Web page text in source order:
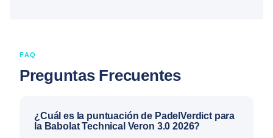
FAQ
Preguntas Frecuentes
¿Cuál es la puntuación de PadelVerdict para
la Babolat Technical Veron 3.0 2026?